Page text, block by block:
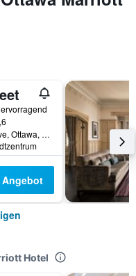
525 Legget Drive, Ottawa, ON, Kanada
Angebot
Hotel